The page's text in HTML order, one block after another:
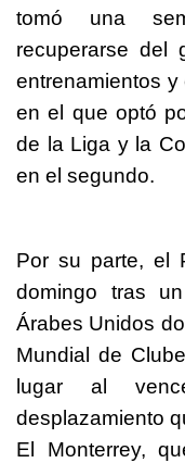
tomó una
recuperarse del
entrenamientos
en el que optó
de la Liga y la
en el segundo.
Por su parte, el
domingo tras
Árabes Unidos
Mundial de
lugar al
desplazamiento
El Monterrey,